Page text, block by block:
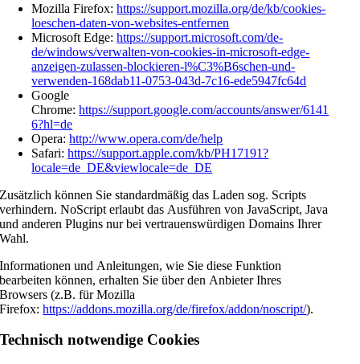
Mozilla Firefox:https://support.mozilla.org/de/kb/cookies-
loeschen-daten-von-websites-entfernen
Microsoft Edge:https://support.microsoft.com/de-
de/windows/verwalten-von-cookies-in-microsoft-edge-
anzeigen-zulassen-blockieren-l%C3%B6schen-und-
verwenden-168dab11-0753-043d-7c16-ede5947fc64d
Google
Chrome:https://support.google.com/accounts/answer/6141
6?hl=de
Opera:http://www.opera.com/de/help
Safari:https://support.apple.com/kb/PH17191?
locale=de_DE&viewlocale=de_DE
Zusätzlich können Sie standardmäßig das Laden sog. Scripts
verhindern. NoScript erlaubt das Ausführen von JavaScript, Java
und anderen Plugins nur bei vertrauenswürdigen Domains Ihrer
Wahl.
Informationen und Anleitungen, wie Sie diese Funktion
bearbeiten können, erhalten Sie über den Anbieter Ihres
Browsers (z.B. für Mozilla
Firefox:https://addons.mozilla.org/de/firefox/addon/noscript/).
Technisch notwendige Cookies